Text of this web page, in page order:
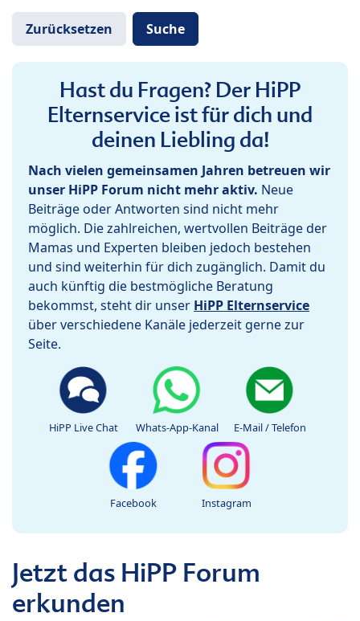
Hast du Fragen? Der HiPP
Elternservice ist für dich und
deinen Liebling da!
Nach vielen gemeinsamen Jahren betreuen wir
unser HiPP Forum nicht mehr aktiv. Neue
Beiträge oder Antworten sind nicht mehr
möglich. Die zahlreichen, wertvollen Beiträge der
Mamas und Experten bleiben jedoch bestehen
und sind weiterhin für dich zugänglich. Damit du
auch künftig die bestmögliche Beratung
bekommst, steht dir unser HiPP Elternservice
über verschiedene Kanäle jederzeit gerne zur
Seite.
HiPP Live Chat Whats-App-Kanal E-Mail / Telefon
Facebook Instagram
Jetzt das HiPP Forum
erkunden